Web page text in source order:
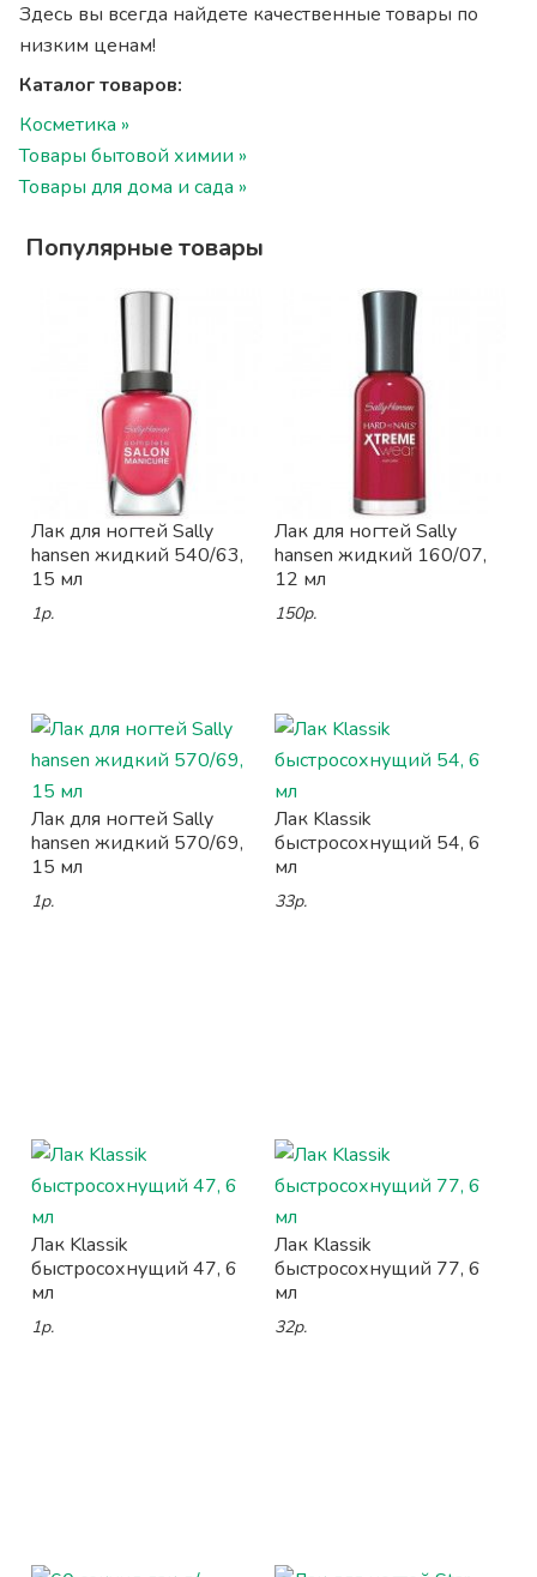
Здесь вы всегда найдете качественные товары по
низким ценам!
Каталог товаров:
Косметика »
Товары бытовой химии »
Товары для дома и сада »
Популярные товары
Лак для ногтей Sally
hansen жидкий 540/63,
15 мл
1р.
Лак для ногтей Sally
hansen жидкий 160/07,
12 мл
150р.
Лак для ногтей Sally
hansen жидкий 570/69,
15 мл
1р.
Лак Klassik
быстросохнущий 54, 6
мл
33р.
Лак Klassik
быстросохнущий 47, 6
мл
1р.
Лак Klassik
быстросохнущий 77, 6
мл
32р.